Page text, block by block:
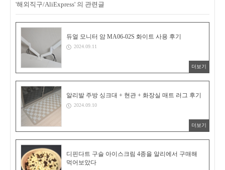
'해외직구/AliExpress' 의 관련글
듀얼 모니터 암 MA06-02S 화이트 사용 후기
2024.09.11
더보기
알리발 주방 싱크대 + 현관 + 화장실 매트 러그 후기
2024.09.10
더보기
디핀다트 구슬 아이스크림 4종을 알리에서 구매해
먹어보았다